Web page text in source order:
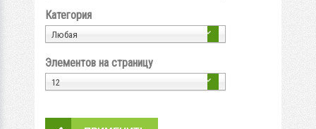
Категория
Любая
Элементов на страницу
12